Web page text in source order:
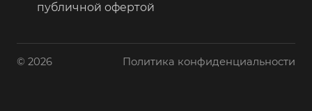
публичной офертой
© 2026 Политика конфиденциальности